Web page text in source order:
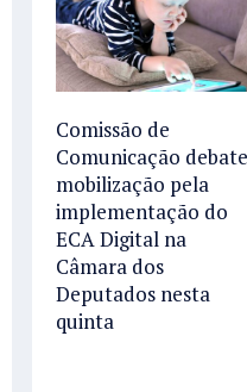
Comissão de
Comunicação debate
mobilização pela
implementação do
ECA Digital na
Câmara dos
Deputados nesta
quinta